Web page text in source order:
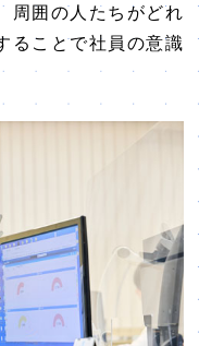
周囲の人たちがどれ
ることで社員の意識